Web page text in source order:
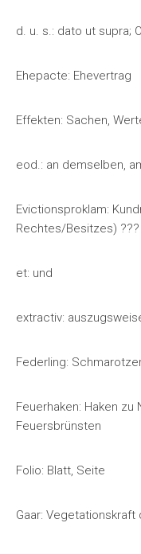
d. u. s.: dato ut supra;
Ehepacte: Ehevertrag
Effekten: Sachen,
eod.: an demselben,
Evictionsproklam:
Rechtes/Besitzes) ???
et: und
extractiv:
Federling:
Feuerhaken: Haken
Feuersbrünsten
Folio: Blatt, Seite
Gaar: Vegetationskraft